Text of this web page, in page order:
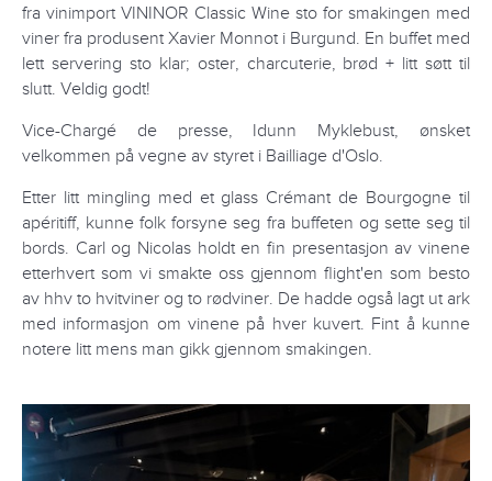
fra vinimport VININOR Classic Wine sto for smakingen med
viner fra produsent Xavier Monnot i Burgund. En buffet med
lett servering sto klar; oster, charcuterie, brød + litt søtt til
slutt. Veldig godt!
Vice-Chargé de presse, Idunn Myklebust, ønsket
velkommen på vegne av styret i Bailliage d'Oslo.
Etter litt mingling med et glass Crémant de Bourgogne til
apéritiff, kunne folk forsyne seg fra buffeten og sette seg til
bords. Carl og Nicolas holdt en fin presentasjon av vinene
etterhvert som vi smakte oss gjennom flight'en som besto
av hhv to hvitviner og to rødviner. De hadde også lagt ut ark
med informasjon om vinene på hver kuvert. Fint å kunne
notere litt mens man gikk gjennom smakingen.